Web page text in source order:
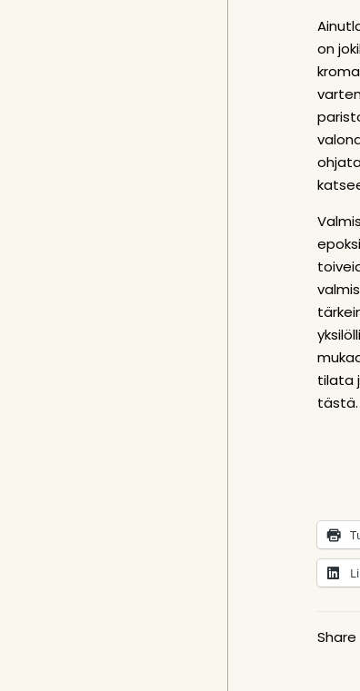
on
tilata
tästä.
Share